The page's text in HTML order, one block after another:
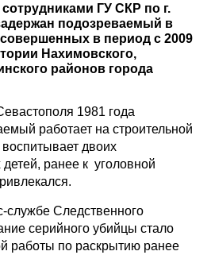
сотрудниками ГУ СКР по г.
подозреваемый в
в период с 2009
Нахимовского,
районов города
1981 года
работает на строительной
двоих
ранее к уголовной
службе Следственного
серийного убийцы стало
работы по раскрытию ранее